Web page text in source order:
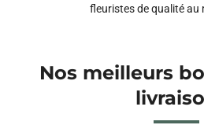
fleuristes de qualité au
Nos meilleurs